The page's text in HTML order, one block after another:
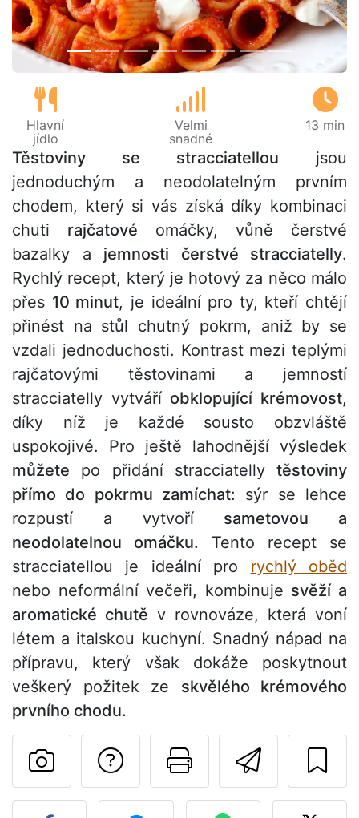
Hlavní
jídlo
Velmi
snadné
13 min
Těstoviny se stracciatellou jsou
jednoduchým a neodolatelným prvním
chodem, který si vás získá díky kombinaci
chuti rajčatové omáčky, vůně čerstvé
bazalky a jemnosti čerstvé stracciatelly.
Rychlý recept, který je hotový za něco málo
přes 10 minut, je ideální pro ty, kteří chtějí
přinést na stůl chutný pokrm, aniž by se
vzdali jednoduchosti. Kontrast mezi teplými
rajčatovými těstovinami a jemností
stracciatelly vytváří obklopující krémovost,
díky níž je každé sousto obzvláště
uspokojivé. Pro ještě lahodnější výsledek
můžete po přidání stracciatelly těstoviny
přímo do pokrmu zamíchat: sýr se lehce
rozpustí a vytvoří sametovou a
neodolatelnou omáčku. Tento recept se
stracciatellou je ideální pro rychlý oběd
nebo neformální večeři, kombinuje svěží a
aromatické chutě v rovnováze, která voní
létem a italskou kuchyní. Snadný nápad na
přípravu, který však dokáže poskytnout
veškerý požitek ze skvělého krémového
prvního chodu.
Vytisknout
Položit otázku
Zveřejněte svou